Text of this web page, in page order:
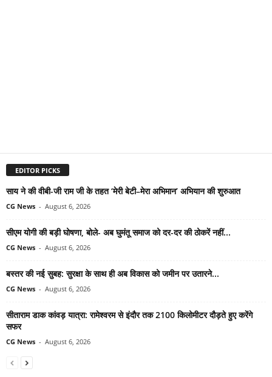
EDITOR PICKS
साय ने की वीबी-जी राम जी के तहत ‘मेरी बेटी–मेरा अभिमान’ अभियान की शुरुआत
CG News - August 6, 2026
सीएम योगी की बड़ी घोषणा, बोले- अब घुमंतू समाज को दर-दर की ठोकरें नहीं...
CG News - August 6, 2026
बस्तर की नई सुबह: सुरक्षा के साथ ही अब विकास को जमीन पर उतारने...
CG News - August 6, 2026
सीताराम डाक कांवड़ यात्रा: रामेश्वरम से इंदौर तक 2100 किलोमीटर दौड़ते हुए करेंगे
सफर
CG News - August 6, 2026